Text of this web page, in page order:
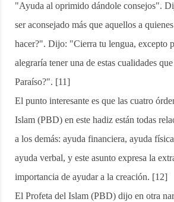
"Ayuda al oprimido dándole consejos".
ser aconsejado más que aquellos a
hacer?". Dijo: "Cierra tu lengua, excepto
alegraría tener una de estas cualidades
Paraíso?". [11]
El punto interesante es que las cuatro
Islam (PBD) en este hadiz están todas
a los demás: ayuda financiera, ayuda
ayuda verbal, y este asunto expresa la
importancia de ayudar a la creación. [12]
El Profeta del Islam (PBD) dijo en otra